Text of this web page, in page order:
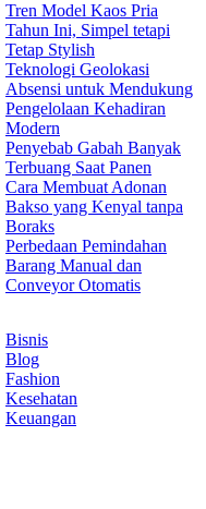
Tren Model Kaos Pria
Tahun Ini, Simpel tetapi
Tetap Stylish
Teknologi Geolokasi
Absensi untuk Mendukung
Pengelolaan Kehadiran
Modern
Penyebab Gabah Banyak
Terbuang Saat Panen
Cara Membuat Adonan
Bakso yang Kenyal tanpa
Boraks
Perbedaan Pemindahan
Barang Manual dan
Conveyor Otomatis
Bisnis
Blog
Fashion
Kesehatan
Keuangan